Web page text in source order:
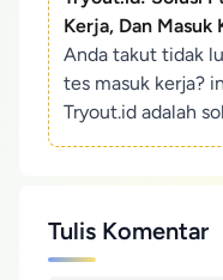
Kerja, Dan Masuk
Anda takut tidak
tes masuk kerja?
Tryout.id adalah
Tulis Komentar